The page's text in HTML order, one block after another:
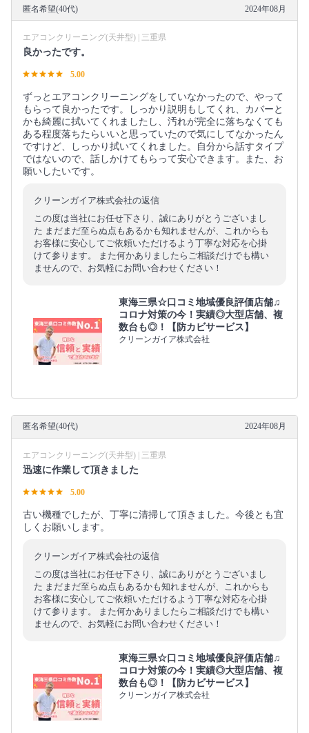
匿名希望(40代) 2024年08月
エアコンクリーニング(天井型) | 三重県
良かったです。
5.00
ずっとエアコンクリーニングをしていなかったので、やって
もらって良かったです。しっかり説明もしてくれ、カバーと
かも綺麗に拭いてくれましたし、汚れが完全に落ちなくても
ある程度落ちたらいいと思っていたので気にしてなかったん
ですけど、しっかり拭いてくれました。自分から話すタイプ
ではないので、話しかけてもらって安心できます。また、お
願いしたいです。
クリーンガイア株式会社の返信
この度は当社にお任せ下さり、誠にありがとうございまし
た まだまだ至らぬ点もあるかも知れませんが、これからも
お客様に安心してご依頼いただけるよう丁寧な対応を心掛
けて参ります。 また何かありましたらご相談だけでも構い
ませんので、お気軽にお問い合わせください！
東海三県☆口コミ地域優良評価店舗♫
コロナ対策の今！実績◎大型店舗、複
数台も◎！【防カビサービス】
クリーンガイア株式会社
匿名希望(40代) 2024年08月
エアコンクリーニング(天井型) | 三重県
迅速に作業して頂きました
5.00
古い機種でしたが、丁寧に清掃して頂きました。今後とも宜
しくお願いします。
クリーンガイア株式会社の返信
この度は当社にお任せ下さり、誠にありがとうございまし
た まだまだ至らぬ点もあるかも知れませんが、これからも
お客様に安心してご依頼いただけるよう丁寧な対応を心掛
けて参ります。 また何かありましたらご相談だけでも構い
ませんので、お気軽にお問い合わせください！
東海三県☆口コミ地域優良評価店舗♫
コロナ対策の今！実績◎大型店舗、複
数台も◎！【防カビサービス】
クリーンガイア株式会社